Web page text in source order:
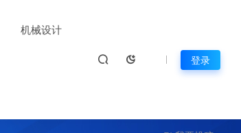
机械设计
登录